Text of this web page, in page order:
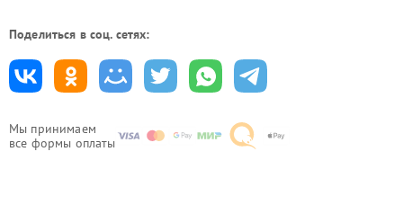
Мы принимаем
все формы оплаты
Поделиться в соц. сетях: